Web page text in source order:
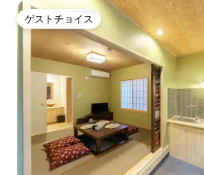
ゲストチョイス
ゲストチョイス